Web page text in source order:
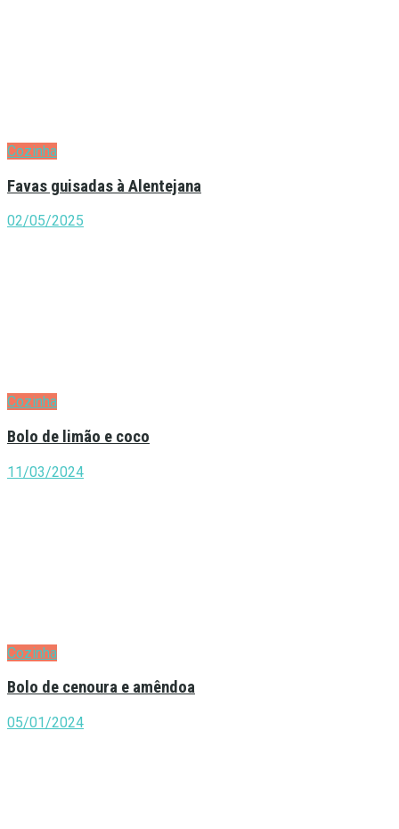
Cozinha
Favas guisadas à Alentejana
02/05/2025
Cozinha
Bolo de limão e coco
11/03/2024
Cozinha
Bolo de cenoura e amêndoa
05/01/2024